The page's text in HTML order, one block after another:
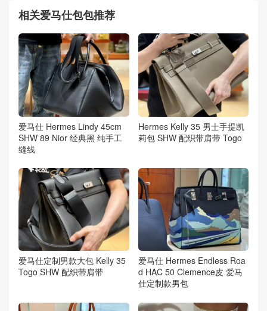
相关爱马仕包包推荐
爱马仕 Hermes Lindy 45cm
SHW 89 Nior 经典黑 纯手工
缝线
Hermes Kelly 35 男士手提凯
莉包 SHW 配织带肩带 Togo
爱马仕定制男款大包 Kelly 35
Togo SHW 配织带肩带
爱马仕 Hermes Endless Roa
d HAC 50 Clemence皮 爱马
仕定制款男包